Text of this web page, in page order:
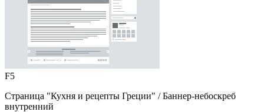
F5
Страница "Кухня и рецепты Греции" / Баннер-небоскреб
внутренний